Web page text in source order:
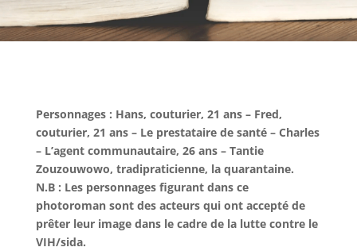
Personnages : Hans, couturier, 21 ans – Fred,
couturier, 21 ans – Le prestataire de santé – Charles
– L’agent communautaire, 26 ans – Tantie
Zouzouwowo, tradipraticienne, la quarantaine.
N.B : Les personnages figurant dans ce
photoroman sont des acteurs qui ont accepté de
prêter leur image dans le cadre de la lutte contre le
VIH/sida.